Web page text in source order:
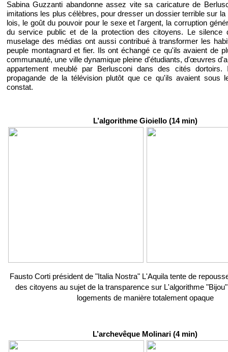
Sabina Guzzanti abandonne assez vite sa caricature de
imitations les plus célèbres, pour dresser un dossier terrible sur la
lois, le goût du pouvoir pour le sexe et l'argent, la corruption
du service public et de la protection des citoyens. Le silence
muselage des médias ont aussi contribué à transformer les
peuple montagnard et fier. Ils ont échangé ce qu'ils avaient de
communauté, une ville dynamique pleine d'étudiants, d'œuvres
appartement meublé par Berlusconi dans des cités
propagande de la télévision plutôt que ce qu'ils avaient sous
constat.
L’algorithme Gioiello (14 min)
Fausto Corti président de "Italia Nostra" L'Aquila tente de
des citoyens au sujet de la transparence sur L'algorithme
logements de manière totalement opaque
L’archevêque Molinari (4 min)